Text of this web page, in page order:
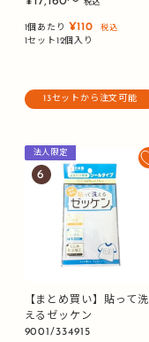
価
税込
1個あたり ¥110 税込
1セット12個入り
13セットから注文可能
法人限定
6
【まとめ買い】貼って洗
えるゼッケン
9001/334915